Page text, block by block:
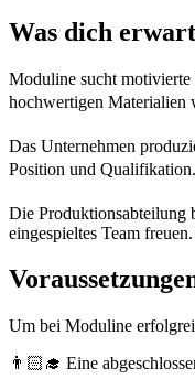
Was dich
Moduline sucht
hochwertigen
Das Unternehmen
Position und
Die Produktionsabteilung
eingespieltes Team
Um bei Moduline
👨🏻‍🎓 Eine